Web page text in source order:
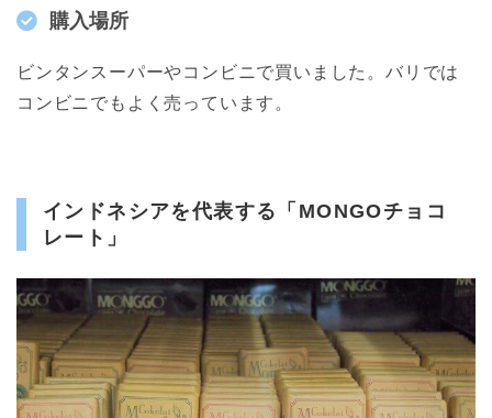
購入場所
ビンタンスーパーやコンビニで買いました。バリでは
コンビニでもよく売っています。
インドネシアを代表する「MONGOチョコ
レート」